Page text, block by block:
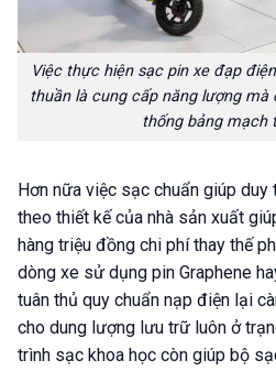
Việc thực hiện sạc pin xe đạp
thuần là cung cấp năng lượng mà
thống bảng mạch
Hơn nữa việc sạc chuẩn giúp
theo thiết kế của nhà sản xuất
hàng triệu đồng chi phí thay thế
dòng xe sử dụng pin Graphene
tuân thủ quy chuẩn nạp điện lại
cho dung lượng lưu trữ luôn ở
trình sạc khoa học còn giúp bộ